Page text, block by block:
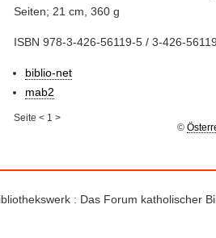
Seiten; 21 cm, 360 g
ISBN 978-3-426-56119-5 / 3-426-
biblio-net
mab2
Seite< 1 >
©
: Das Forum katholischer